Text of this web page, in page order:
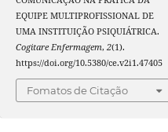
EQUIPE MULTIPROFISSIONAL DE
UMA INSTITUIÇÃO PSIQUIÁTRICA.
Cogitare Enfermagem,2(1).
https://doi.org/10.5380/ce.v2i1.47405
Fomatos de Citação